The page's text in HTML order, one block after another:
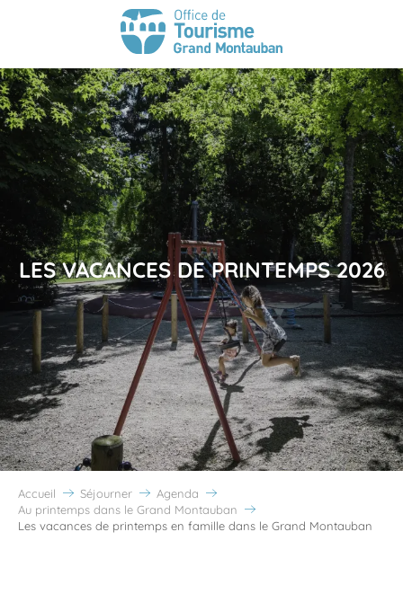
LES VACANCES DE PRINTEMPS 2026
Accueil Séjourner
Agenda
Au printemps dans le Grand Montauban
Les vacances de printemps en famille dans le Grand Montauban